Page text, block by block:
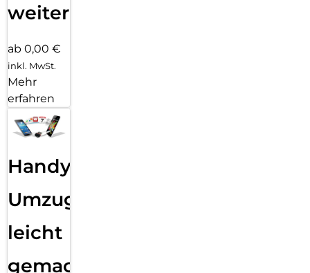
weiter
ab 0,00 €
inkl. MwSt.
Mehr
erfahren
Handy
Umzug
leicht
gemacht!